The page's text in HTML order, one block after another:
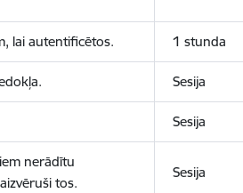
lai autentificētos. 1 stunda
Sesija
Sesija
nerādītu
tos.
Sesija